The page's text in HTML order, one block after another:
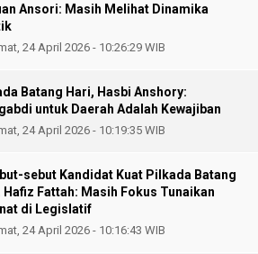
Ansori: Masih Melihat Dinamika
24 April 2026 - 10:26:29 WIB
Batang Hari, Hasbi Anshory:
untuk Daerah Adalah Kewajiban
24 April 2026 - 10:19:35 WIB
sebut Kandidat Kuat Pilkada Batang
Hafiz Fattah: Masih Fokus Tunaikan
di Legislatif
24 April 2026 - 10:16:43 WIB